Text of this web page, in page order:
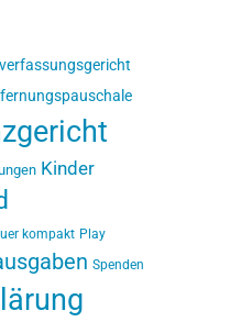
Kinder
kompakt Play
Spenden